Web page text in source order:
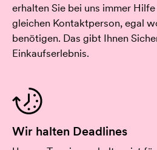
erhalten Sie bei uns immer
gleichen Kontaktperson, egal
benötigen. Das gibt Ihnen
Einkaufserlebnis.
Wir halten Deadlines